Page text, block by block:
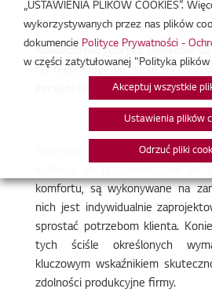
Nowoczesna fabryka chillerów LG
tej technologii na rynku HVAC
perspektywy dla odbiorców
Agregaty wody lodowej
komfortu, są wykonywane na
nich jest indywidualnie
sprostać potrzebom klienta.
tych ściśle określonych
kluczowym wskaźnikiem
zdolności produkcyjne firmy.
„USTAWIENIA PLIKÓW COOKIES”.
wykorzystywanych przez nas plików
dokumencie Polityce Prywatności -
w części zatytułowanej "Polityka plików
Akceptuj wszystkie
Ustawienia plików
Odrzuć pliki